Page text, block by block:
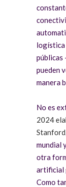
logística
públicas
pueden
manera
No es
2024
Stanford
mundial
otra
artificial
Como